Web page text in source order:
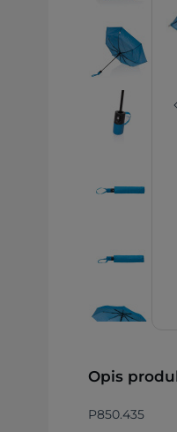
Opis
P850.435